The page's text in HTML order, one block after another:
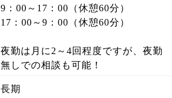
9：00～17：00（休憩60分）
17：00～9：00（休憩60分）
夜勤は月に2～4回程度ですが、夜勤
無しでの相談も可能！
長期